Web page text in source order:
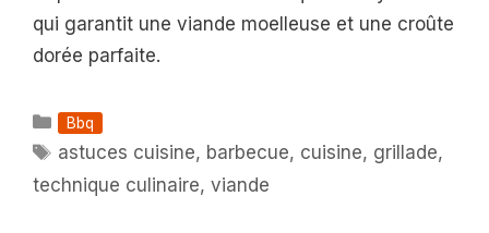
qui garantit une viande moelleuse et une croûte
dorée parfaite.
Catégories
Bbq
Étiquettes
astuces cuisine, barbecue, cuisine, grillade,
technique culinaire, viande